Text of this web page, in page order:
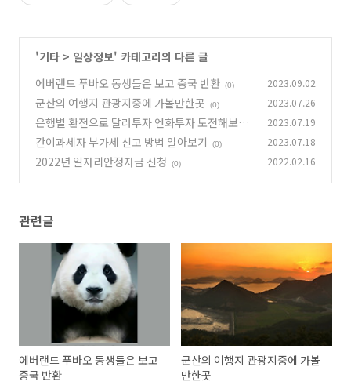
'기타 > 일상정보' 카테고리의 다른 글
에버랜드 푸바오 동생들은 보고 중국 반환 (0) 2023.09.02
군산의 여행지 관광지중에 가볼만한곳 (0) 2023.07.26
은행별 환전으로 달러투자 엔화투자 도전해보기
(0)
2023.07.19
간이과세자 부가세 신고 방법 알아보기 (0) 2023.07.18
2022년 일자리안정자금 신청 (0) 2022.02.16
관련글
에버랜드 푸바오 동생들은 보고
중국 반환
군산의 여행지 관광지중에 가볼
만한곳